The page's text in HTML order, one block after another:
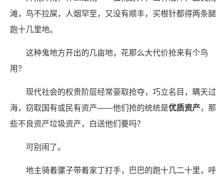
滩，鸟不拉屎，人烟罕至，又没有顺丰，买根针都得两条腿
跑十几里地。
这种鬼地方开出的几亩地，花那么大代价抢来有个鸟
用？
现代社会的权贵阶层经常豪取抢夺，巧立名目，瞒天过
海，窃取国有或民有资产——他们抢的统统是优质资产，那
些不良资产垃圾资产，白送他们要吗？
可别闹了。
地主骑着骡子带着家丁打手，巴巴的跑十几二十里，呼